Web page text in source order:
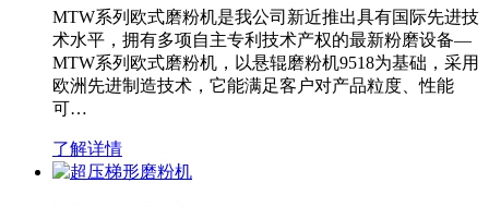
MTW系列欧式磨粉机是我公司新近推出具有国际先进技
术水平，拥有多项自主专利技术产权的最新粉磨设备—
MTW系列欧式磨粉机，以悬辊磨粉机9518为基础，采用
欧洲先进制造技术，它能满足客户对产品粒度、性能
可…
了解详情